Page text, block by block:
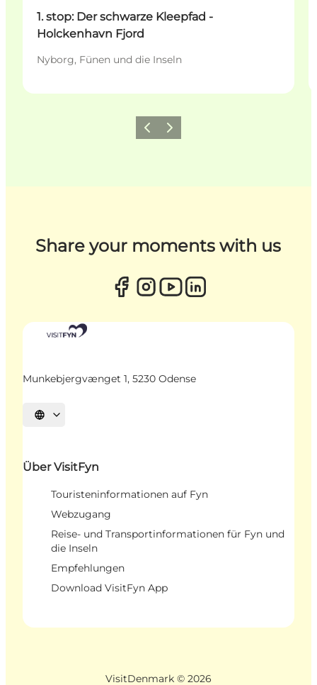
1. stop: Der schwarze Kleepfad -
Holckenhavn Fjord
Nyborg, Fünen und die Inseln
ZurückWeiter
Share your moments with us
Munkebjergvænget 1, 5230 Odense
Sprache auswählen
Über VisitFyn
Touristeninformationen auf Fyn
Webzugang
Reise- und Transportinformationen für Fyn und
die Inseln
Empfehlungen
Download VisitFyn App
VisitDenmark © 2026